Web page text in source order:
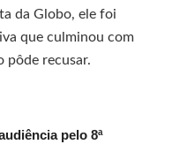
da Globo, ele foi
que culminou com
pôde recusar.
pelo 8ª